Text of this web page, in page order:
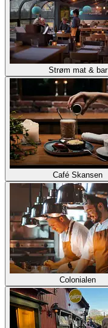
Strøm mat & bar
Café Skansen
Colonialen